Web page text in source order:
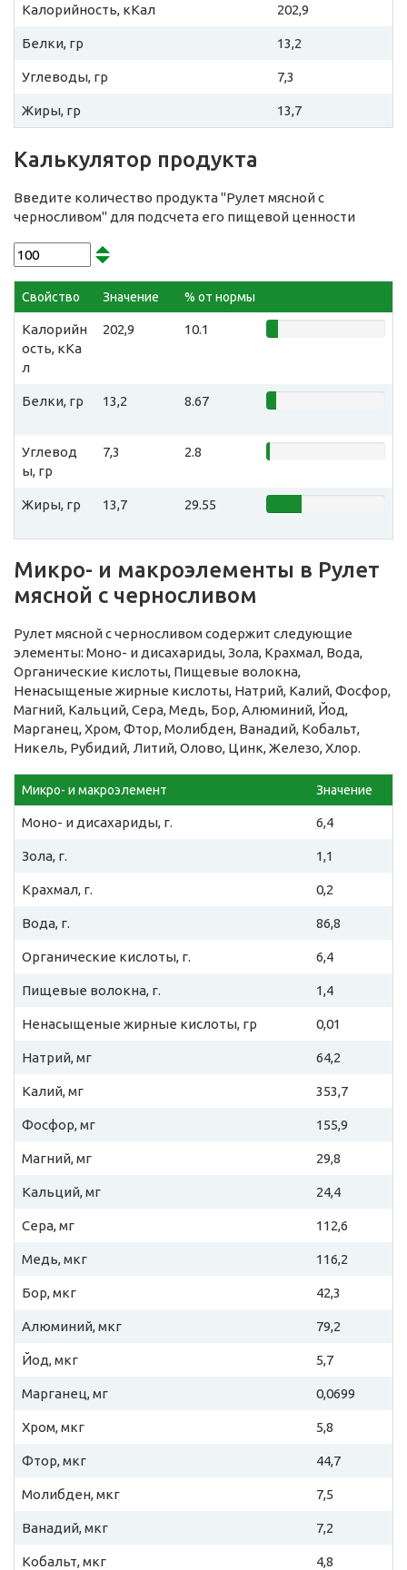
Калорийность, кКал 202,9
Белки, гр 13,2
Углеводы, гр 7,3
Жиры, гр 13,7
Калькулятор продукта
Введите количество продукта "Рулет мясной с
черносливом" для подсчета его пищевой ценности
Свойство Значение % от нормы
Калорийн
ость, кКа
л
202,9 10.1
Белки, гр 13,2 8.67
Углевод
ы, гр
7,3 2.8
Жиры, гр 13,7 29.55
Микро- и макроэлементы в Рулет
мясной с черносливом
Рулет мясной с черносливом содержит следующие
элементы: Моно- и дисахариды, Зола, Крахмал, Вода,
Органические кислоты, Пищевые волокна,
Ненасыщеные жирные кислоты, Натрий, Калий, Фосфор,
Магний, Кальций, Сера, Медь, Бор, Алюминий, Йод,
Марганец, Хром, Фтор, Молибден, Ванадий, Кобальт,
Никель, Рубидий, Литий, Олово, Цинк, Железо, Хлор.
Микро- и макроэлемент Значение
Моно- и дисахариды, г. 6,4
Зола, г. 1,1
Крахмал, г. 0,2
Вода, г. 86,8
Органические кислоты, г. 6,4
Пищевые волокна, г. 1,4
Ненасыщеные жирные кислоты, гр 0,01
Натрий, мг 64,2
Калий, мг 353,7
Фосфор, мг 155,9
Магний, мг 29,8
Кальций, мг 24,4
Сера, мг 112,6
Медь, мкг 116,2
Бор, мкг 42,3
Алюминий, мкг 79,2
Йод, мкг 5,7
Марганец, мг 0,0699
Хром, мкг 5,8
Фтор, мкг 44,7
Молибден, мкг 7,5
Ванадий, мкг 7,2
Кобальт, мкг 4,8